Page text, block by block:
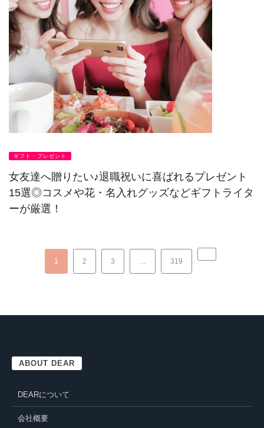
ギフト・プレゼント
女友達へ贈りたい♪退職祝いに喜ばれるプレゼント
15選◎コスメや花・名入れグッズなどギフトライタ
ーが厳選！
1 2 3 … 319
ABOUT DEAR
DEARについて
会社概要